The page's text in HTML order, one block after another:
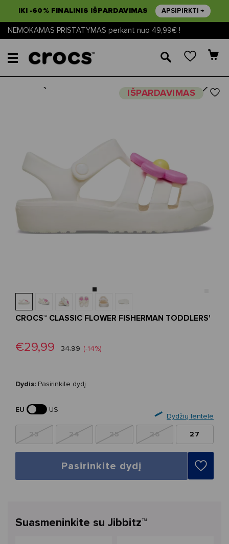
IKI -60% FINALINIS IŠPARDAVIMAS APSIPIRKTI →
NEMOKAMAS PRISTATYMAS perkant nuo 49,99€ !
🔎
IŠPARDAVIMASNext
CROCS™ CLASSIC FLOWER FISHERMAN TODDLERS'
€29,99 34.99 (-14%)
Dydis: Pasirinkite dydį
EU
US
Dydžių lentelė
23 24 25 26 27
Pasirinkite dydį
Suasmeninkite su Jibbitz™